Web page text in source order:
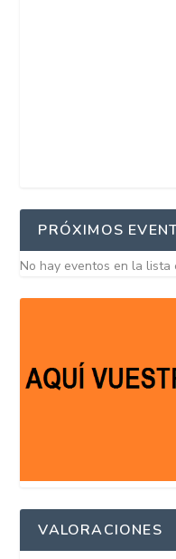
PRÓXIMOS
No hay eventos en la lista
VALORACIONES